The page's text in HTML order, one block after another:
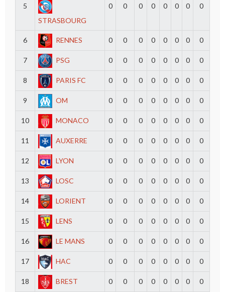
5
STRASBOURG
0 0 0 0 0 0 0 0
6 RENNES 0 0 0 0 0 0 0 0
7 PSG 0 0 0 0 0 0 0 0
8 PARIS FC 0 0 0 0 0 0 0 0
9 OM 0 0 0 0 0 0 0 0
10 MONACO 0 0 0 0 0 0 0 0
11 AUXERRE 0 0 0 0 0 0 0 0
12 LYON 0 0 0 0 0 0 0 0
13 LOSC 0 0 0 0 0 0 0 0
14 LORIENT 0 0 0 0 0 0 0 0
15 LENS 0 0 0 0 0 0 0 0
16 LE MANS 0 0 0 0 0 0 0 0
17 HAC 0 0 0 0 0 0 0 0
18 BREST 0 0 0 0 0 0 0 0